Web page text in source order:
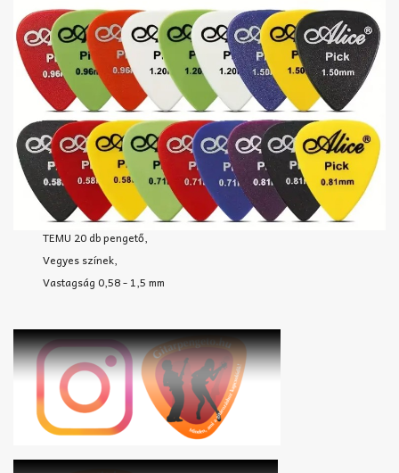
TEMU 20 db pengető,
Vegyes színek,
Vastagság 0,58 - 1,5 mm